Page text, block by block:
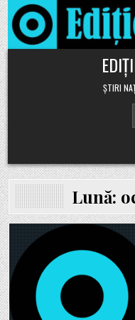
Skip to content
ȘTIRI
Lună:
Posted in